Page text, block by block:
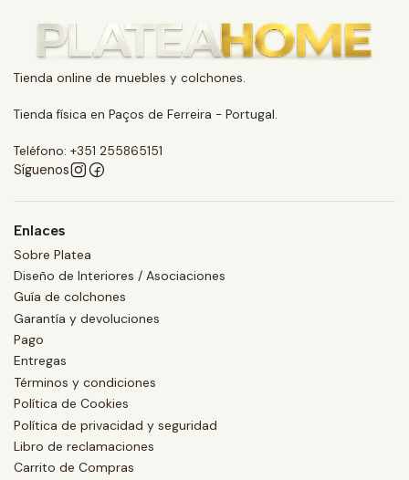
Tienda online de muebles y colchones.
Tienda física en Paços de Ferreira - Portugal.
Teléfono: +351 255865151
Síguenos
Enlaces
Sobre Platea
Diseño de Interiores / Asociaciones
Guía de colchones
Garantía y devoluciones
Pago
Entregas
Términos y condiciones
Política de Cookies
Política de privacidad y seguridad
Libro de reclamaciones
Carrito de Compras